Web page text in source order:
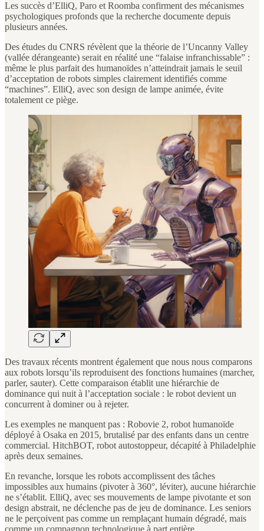
Les succès d’ElliQ, Paro et Roomba confirment des mécanismes
psychologiques profonds que la recherche documente depuis
plusieurs années.
Des études du CNRS révèlent que la théorie de l’Uncanny Valley
(vallée dérangeante) serait en réalité une “falaise infranchissable” :
même le plus parfait des humanoïdes n’atteindrait jamais le seuil
d’acceptation de robots simples clairement identifiés comme
“machines”. ElliQ, avec son design de lampe animée, évite
totalement ce piège.
Des travaux récents montrent également que nous nous comparons
aux robots lorsqu’ils reproduisent des fonctions humaines (marcher,
parler, sauter). Cette comparaison établit une hiérarchie de
dominance qui nuit à l’acceptation sociale : le robot devient un
concurrent à dominer ou à rejeter.
Les exemples ne manquent pas : Robovie 2, robot humanoïde
déployé à Osaka en 2015, brutalisé par des enfants dans un centre
commercial. HitchBOT, robot autostoppeur, décapité à Philadelphie
après deux semaines.
En revanche, lorsque les robots accomplissent des tâches
impossibles aux humains (pivoter à 360°, léviter), aucune hiérarchie
ne s’établit. ElliQ, avec ses mouvements de lampe pivotante et son
design abstrait, ne déclenche pas de jeu de dominance. Les seniors
ne le perçoivent pas comme un remplaçant humain dégradé, mais